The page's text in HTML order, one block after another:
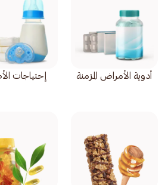
أدوية الأمراض المزمنة إحتياجات